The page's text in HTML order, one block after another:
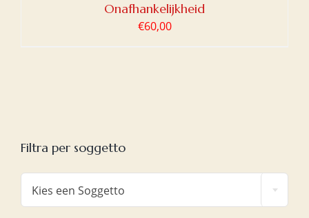
Onafhankelijkheid
€60,00
Filtra per soggetto
Kies een Soggetto